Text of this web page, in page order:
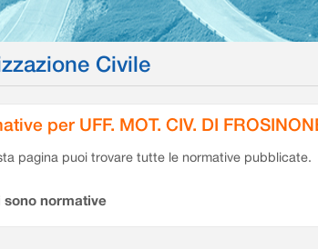
Civile
per UFF. MOT. CIV. DI
pagina puoi trovare tutte le normative pubblicate.
sono normative